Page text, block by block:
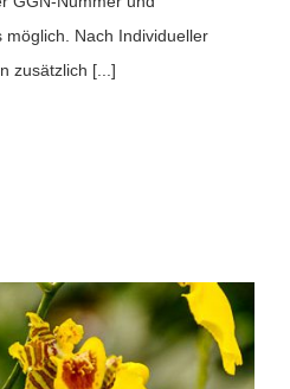
Nach Individueller
zusätzlich [...]